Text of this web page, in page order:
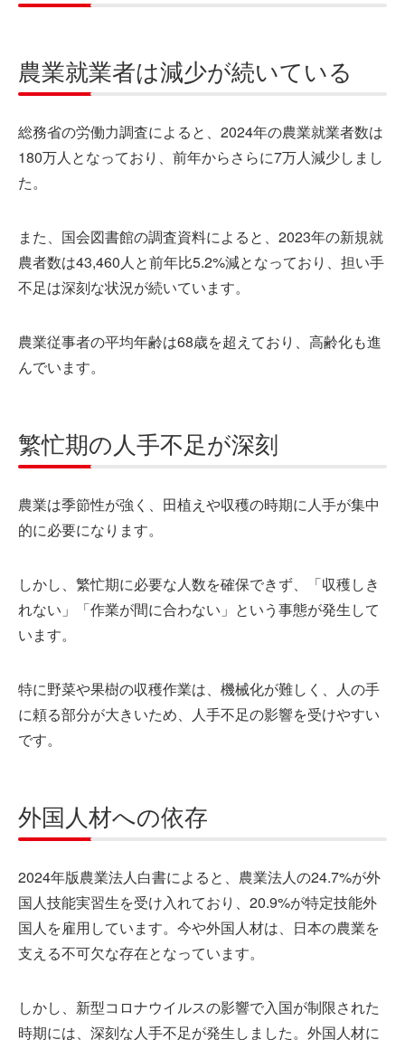
農業就業者は減少が続いている
総務省の労働力調査によると、2024年の農業就業者数は
180万人となっており、前年からさらに7万人減少しまし
た。
また、 国会図書館の調査資料によると、2023年の新規就
農者数は43,460人と前年比5.2%減となっており、担い手
不足は深刻な状況が続いています。
農業従事者の平均年齢は68歳を超えており、高齢化も進
んでいます。
繁忙期の人手不足が深刻
農業は季節性が強く、田植えや収穫の時期に人手が集中
的に必要になります。
しかし、繁忙期に必要な人数を確保できず、「収穫しき
れない」「作業が間に合わない」という事態が発生して
います。
特に野菜や果樹の収穫作業は、機械化が難しく、人の手
に頼る部分が大きいため、人手不足の影響を受けやすい
です。
外国人材への依存
2024年版農業法人白書によると、農業法人の24.7%が外
国人技能実習生を受け入れており、20.9%が特定技能外
国人を雇用しています。今や外国人材は、日本の農業を
支える不可欠な存在となっています。
しかし、新型コロナウイルスの影響で入国が制限された
時期には、深刻な人手不足が発生しました。外国人材に